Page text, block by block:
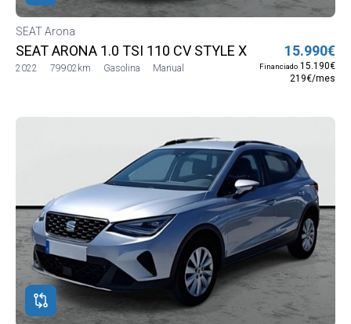
SEAT Arona
SEAT ARONA 1.0 TSI 110 CV STYLE XL EDITION
2022 79902km Gasolina Manual
15.990€
Financiado 15.190€
219€/mes